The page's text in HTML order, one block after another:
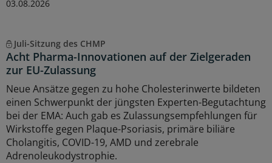
03.08.2026
Juli-Sitzung des CHMP
Acht Pharma-Innovationen auf der Zielgeraden
zur EU-Zulassung
Neue Ansätze gegen zu hohe Cholesterinwerte bildeten
einen Schwerpunkt der jüngsten Experten-Begutachtung
bei der EMA: Auch gab es Zulassungsempfehlungen für
Wirkstoffe gegen Plaque-Psoriasis, primäre biliäre
Cholangitis, COVID-19, AMD und zerebrale
Adrenoleukodystrophie.